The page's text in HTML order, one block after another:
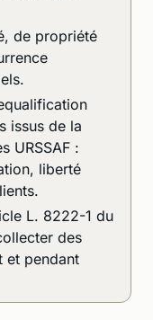
de propriété
issus de la
URSSAF :
liberté
L. 8222-1 du
des
et pendant